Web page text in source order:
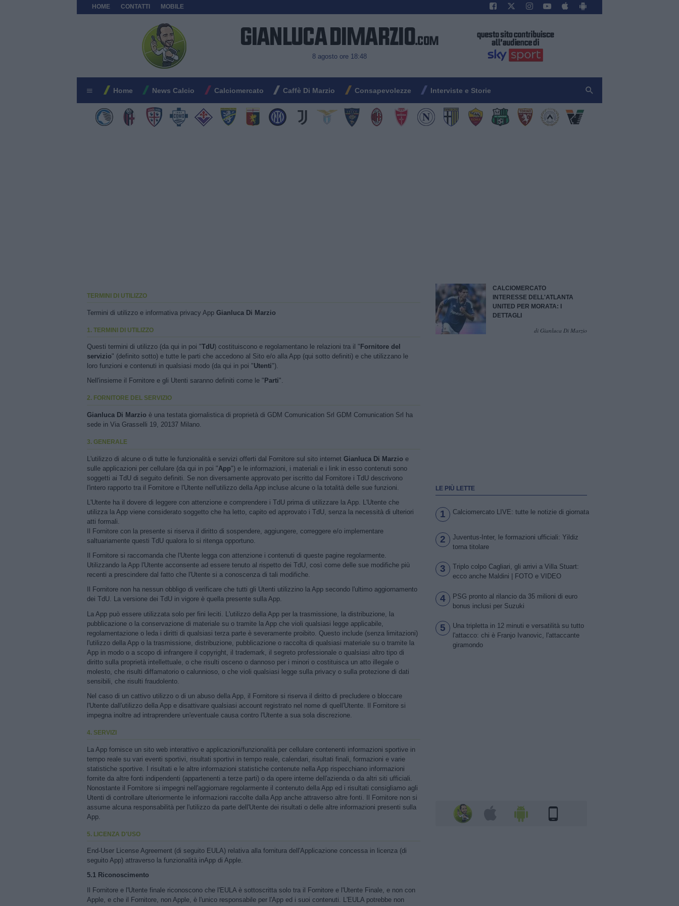
HOME CONTATTI MOBILE
8 agosto ore 18:48
Home News Calcio Calciomercato Caffè Di Marzio Consapevolezze Interviste e Storie
TERMINI DI UTILIZZO
Termini di utilizzo e informativa privacy App Gianluca Di Marzio
1. TERMINI DI UTILIZZO
Questi termini di utilizzo (da qui in poi "TdU) costituiscono e regolamentano le relazioni tra il " Fornitore del
servizio" (definito sotto) e tutte le parti che accedono al Sito e/o alla App (qui sotto definiti) e che utilizzano le
loro funzioni e contenuti in qualsiasi modo (da qui in poi "Utenti").
Nell'insieme il Fornitore e gli Utenti saranno definiti come le " Parti".
2. FORNITORE DEL SERVIZIO
Gianluca Di Marzio è una testata giornalistica di proprietà di GDM Comunication Srl GDM Comunication Srl ha
sede in Via Grasselli 19, 20137 Milano.
3. GENERALE
L'utilizzo di alcune o di tutte le funzionalità e servizi offerti dal Fornitore sul sito internet Gianluca Di Marzio e
sulle applicazioni per cellulare (da qui in poi "App") e le informazioni, i materiali e i link in esso contenuti sono
soggetti ai TdU di seguito definiti. Se non diversamente approvato per iscritto dal Fornitore i TdU descrivono
l'intero rapporto tra il Fornitore e l'Utente nell'utilizzo della App incluse alcune o la totalità delle sue funzioni.
L'Utente ha il dovere di leggere con attenzione e comprendere i TdU prima di utilizzare la App. L'Utente che
utilizza la App viene considerato soggetto che ha letto, capito ed approvato i TdU, senza la necessità di ulteriori
atti formali.
Il Fornitore con la presente si riserva il diritto di sospendere, aggiungere, correggere e/o implementare
saltuariamente questi TdU qualora lo si ritenga opportuno.
Il Fornitore si raccomanda che l'Utente legga con attenzione i contenuti di queste pagine regolarmente.
Utilizzando la App l'Utente acconsente ad essere tenuto al rispetto dei TdU, così come delle sue modifiche più
recenti a prescindere dal fatto che l'Utente si a conoscenza di tali modifiche.
Il Fornitore non ha nessun obbligo di verificare che tutti gli Utenti utilizzino la App secondo l'ultimo aggiornamento
dei TdU. La versione dei TdU in vigore è quella presente sulla App.
La App può essere utilizzata solo per fini leciti. L'utilizzo della App per la trasmissione, la distribuzione, la
pubblicazione o la conservazione di materiale su o tramite la App che violi qualsiasi legge applicabile,
regolamentazione o leda i diritti di qualsiasi terza parte è severamente proibito. Questo include (senza limitazioni)
l'utilizzo della App o la trasmissione, distribuzione, pubblicazione o raccolta di qualsiasi materiale su o tramite la
App in modo o a scopo di infrangere il copyright, il trademark, il segreto professionale o qualsiasi altro tipo di
diritto sulla proprietà intellettuale, o che risulti osceno o dannoso per i minori o costituisca un atto illegale o
molesto, che risulti diffamatorio o calunnioso, o che violi qualsiasi legge sulla privacy o sulla protezione di dati
sensibili, che risulti fraudolento.
Nel caso di un cattivo utilizzo o di un abuso della App, il Fornitore si riserva il diritto di precludere o bloccare
l'Utente dall'utilizzo della App e disattivare qualsiasi account registrato nel nome di quell'Utente. Il Fornitore si
impegna inoltre ad intraprendere un'eventuale causa contro l'Utente a sua sola discrezione.
4. SERVIZI
La App fornisce un sito web interattivo e applicazioni/funzionalità per cellulare contenenti informazioni sportive in
tempo reale su vari eventi sportivi, risultati sportivi in tempo reale, calendari, risultati finali, formazioni e varie
statistiche sportive. I risultati e le altre informazioni statistiche contenute nella App rispecchiano informazioni
fornite da altre fonti indipendenti (appartenenti a terze parti) o da opere interne dell'azienda o da altri siti ufficiali.
Nonostante il Fornitore si impegni nell'aggiornare regolarmente il contenuto della App ed i risultati consigliamo agli
Utenti di controllare ulteriormente le informazioni raccolte dalla App anche attraverso altre fonti. Il Fornitore non si
assume alcuna responsabilità per l'utilizzo da parte dell'Utente dei risultati o delle altre informazioni presenti sulla
App.
5. LICENZA D'USO
End-User License Agreement (di seguito EULA) relativa alla fornitura dell'Applicazione concessa in licenza (di
seguito App) attraverso la funzionalità inApp di Apple.
5.1 Riconoscimento
Il Fornitore e l'Utente finale riconoscono che l'EULA è sottoscritta solo tra il Fornitore e l'Utente Finale, e non con
Apple, e che il Fornitore, non Apple, è l'unico responsabile per l'App ed i suoi contenuti. L'EULA potrebbe non
CALCIOMERCATO
INTERESSE DELL'ATLANTA
UNITED PER MORATA: I
DETTAGLI
di Gianluca Di Marzio
LE PIÙ LETTE
1 Calciomercato LIVE: tutte le notizie di giornata
2
Juventus-Inter, le formazioni ufficiali: Yildiz
torna titolare
3
Triplo colpo Cagliari, gli arrivi a Villa Stuart:
ecco anche Maldini | FOTO e VIDEO
4
PSG pronto al rilancio da 35 milioni di euro
bonus inclusi per Suzuki
5
Una tripletta in 12 minuti e versatilità su tutto
l'attacco: chi è Franjo Ivanovic, l'attaccante
giramondo